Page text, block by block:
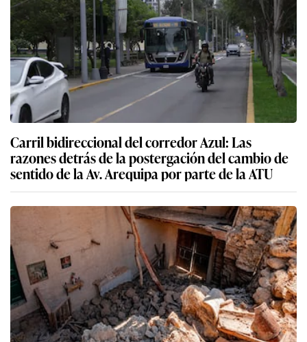
Carril bidireccional del corredor Azul: Las
razones detrás de la postergación del cambio de
sentido de la Av. Arequipa por parte de la ATU